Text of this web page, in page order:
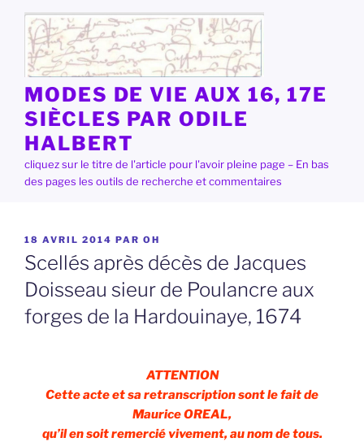
contenu
principal
MODES DE VIE AUX 16, 17E
SIÈCLES PAR ODILE
HALBERT
cliquez sur le titre de l'article pour l'avoir pleine page – En bas
des pages les outils de recherche et commentaires
PUBLIÉ
LE
18 AVRIL 2014 PAR OH
Scellés après décès de Jacques
Doisseau sieur de Poulancre aux
forges de la Hardouinaye, 1674
ATTENTION
Cette acte et sa retranscription sont le fait de
Maurice OREAL,
qu’il en soit remercié vivement, au nom de tous.